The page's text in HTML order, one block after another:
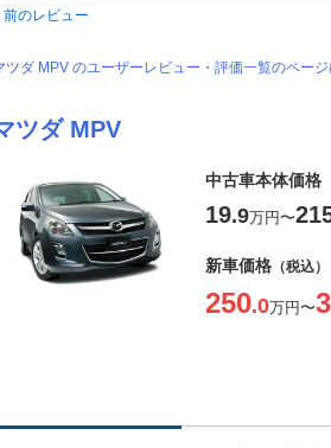
前のレビュー
ツダ MPV のユーザーレビュー・評価一覧のページ
ツダ MPV
中古車本体価格
19.9万円〜
新車価格 （税込）
250.0万円〜